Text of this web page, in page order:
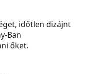
időtlen dizájnt
Ban
őket.